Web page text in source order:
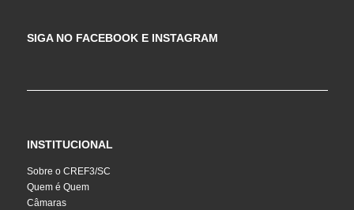
SIGA NO FACEBOOK E INSTAGRAM
INSTITUCIONAL
Sobre o CREF3/SC
Quem é Quem
Câmaras